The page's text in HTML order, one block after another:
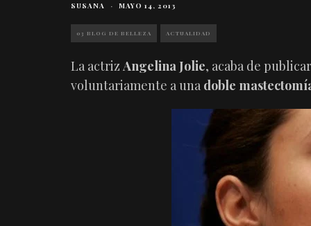
SUSANA · MAYO 14, 2013
03 BLOG DE BELLEZA ACTUALIDAD
La actriz Angelina Jolie, acaba de
voluntariamente a una doble